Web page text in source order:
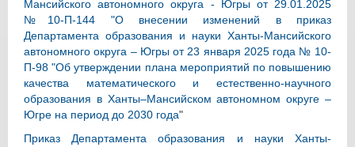
Мансийского автономного округа - Югры от 29.01.2025
№10-П-144 "О внесении изменений в приказ
Департамента образования и науки Ханты-Мансийского
автономного округа – Югры от 23 января 2025 года № 10-
П-98 "Об утверждении плана мероприятий по повышению
качества математического и естественно-научного
образования в Ханты–Мансийском автономном округе –
Югре на период до 2030 года"
Приказ Департамента образования и науки Ханты-